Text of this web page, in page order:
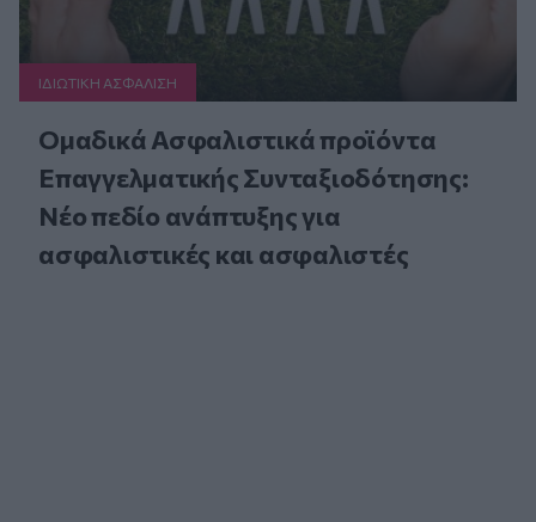
ΙΔΙΩΤΙΚΗ ΑΣΦAΛΙΣΗ
Ομαδικά Ασφαλιστικά προϊόντα
Επαγγελματικής Συνταξιοδότησης:
Νέο πεδίο ανάπτυξης για
ασφαλιστικές και ασφαλιστές